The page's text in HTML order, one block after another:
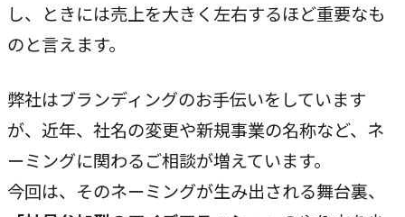
実行エンジン
SERVICE
サービス
独自のフレームワークとソリューションで、お客様の課題
し、ときには売上を大きく左右するほど重要なも
のと言えます。
弊社はブランディングのお手伝いをしています
が、近年、社名の変更や新規事業の名称など、ネ
ーミングに関わるご相談が増えています。
今回は、そのネーミングが生み出される舞台裏、